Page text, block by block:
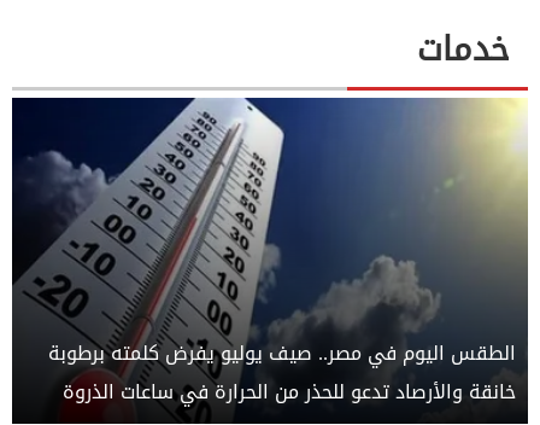
خدمات
الطقس اليوم في مصر.. صيف يوليو يفرض كلمته برطوبة
خانقة والأرصاد تدعو للحذر من الحرارة في ساعات الذروة